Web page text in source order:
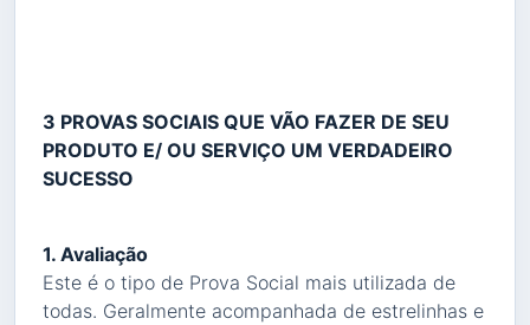
3 PROVAS SOCIAIS QUE VÃO FAZER DE SEU
PRODUTO E/ OU SERVIÇO UM VERDADEIRO
SUCESSO
1. Avaliação
Este é o tipo de Prova Social mais utilizada de
todas. Geralmente acompanhada de estrelinhas e